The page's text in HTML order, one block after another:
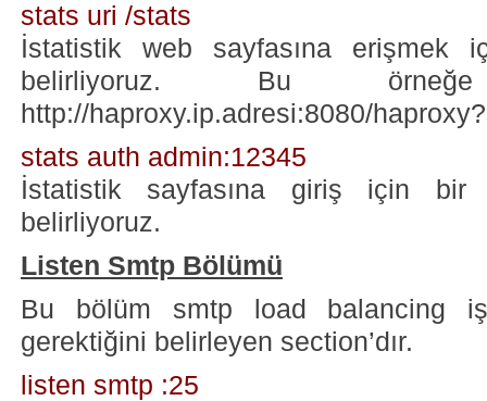
stats uri /stats
İstatistik web sayfasına erişmek
belirliyoruz. Bu
http://haproxy.ip.adresi:8080/
stats auth admin:12345
İstatistik sayfasına giriş için bir
belirliyoruz.
Listen Smtp Bölümü
Bu bölüm smtp load balancing
gerektiğini belirleyen section’dır.
listen smtp :25